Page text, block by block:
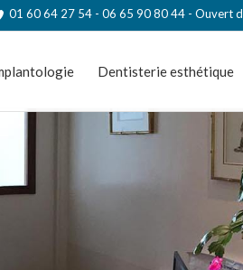
01 60 64 27 54 - 06 65 90 80 44 - Ouvert
Dentisterie esthétique